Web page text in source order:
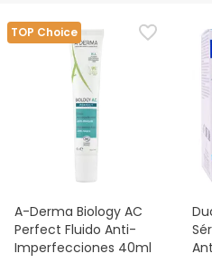
TOP Choice
A-Derma Biology AC
Perfect Fluido Anti-
Imperfecciones 40ml